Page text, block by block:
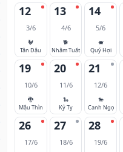
12
3/6
🐓
Tân Dậu
13
4/6
🐕
Nhâm Tuất
14
5/6
🐖
Quý Hợi
19
10/6
🐉
Mậu Thìn
20
11/6
🐍
Kỷ Tỵ
21
12/6
🐎
Canh Ngọ
26
17/6
27
18/6
28
19/6